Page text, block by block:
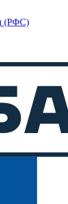
(РФС)